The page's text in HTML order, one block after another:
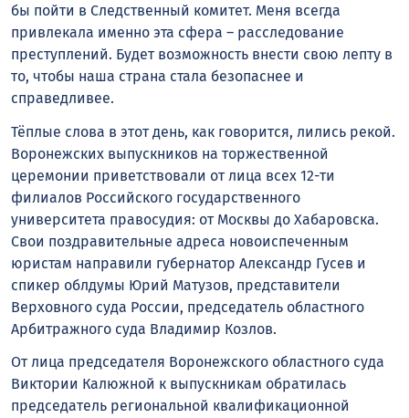
бы пойти в Следственный комитет. Меня всегда
привлекала именно эта сфера – расследование
преступлений. Будет возможность внести свою лепту в
то, чтобы наша страна стала безопаснее и
справедливее.
Тёплые слова в этот день, как говорится, лились рекой.
Воронежских выпускников на торжественной
церемонии приветствовали от лица всех 12-ти
филиалов Российского государственного
университета правосудия: от Москвы до Хабаровска.
Свои поздравительные адреса новоиспеченным
юристам направили губернатор Александр Гусев и
спикер облдумы Юрий Матузов, представители
Верховного суда России, председатель областного
Арбитражного суда Владимир Козлов.
От лица председателя Воронежского областного суда
Виктории Калюжной к выпускникам обратилась
председатель региональной квалификационной